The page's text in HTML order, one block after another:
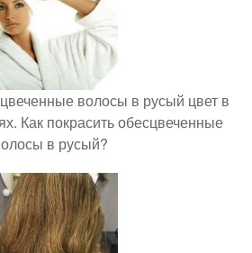
волосы в русый цвет в
Как покрасить обесцвеченные
в русый?